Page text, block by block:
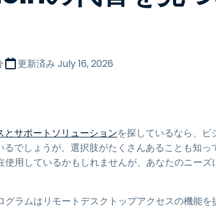
RDP/SSH/
エンドポイン
すべてのニー
更新済み July 16, 2026
とサポートソリューションを探しているなら、
でしょうが、選択肢がたくさんあることも知っ
用しているかもしれませんが、あなたのニーズ
ラムはリモートデスクトップアクセスの機能